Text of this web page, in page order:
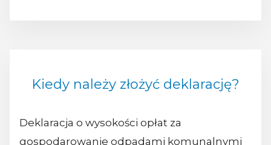
Kiedy należy złożyć deklarację?
Deklaracja o wysokości opłat za
gospodarowanie odpadami komunalnymi